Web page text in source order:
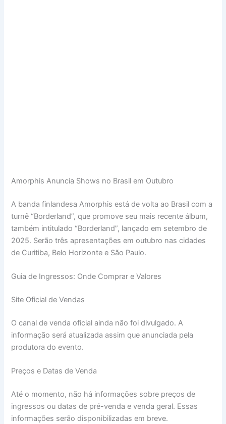
Amorphis Anuncia Shows no Brasil em Outubro
A banda finlandesa Amorphis está de volta ao Brasil com a
turnê “Borderland”, que promove seu mais recente álbum,
também intitulado “Borderland”, lançado em setembro de
2025. Serão três apresentações em outubro nas cidades
de Curitiba, Belo Horizonte e São Paulo.
Guia de Ingressos: Onde Comprar e Valores
Site Oficial de Vendas
O canal de venda oficial ainda não foi divulgado. A
informação será atualizada assim que anunciada pela
produtora do evento.
Preços e Datas de Venda
Até o momento, não há informações sobre preços de
ingressos ou datas de pré-venda e venda geral. Essas
informações serão disponibilizadas em breve.